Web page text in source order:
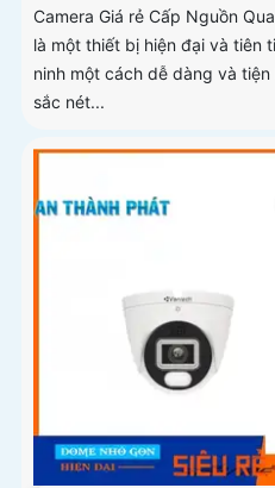
Camera Giá rẻ Cấp Nguồn
là một thiết bị hiện đại và tiên
ninh một cách dễ dàng và
sắc nét...